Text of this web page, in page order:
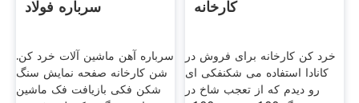
سرباره فولاد
سرباره آهن ماشین آلات خرد کن.
شن کارخانه صفحه نمایش سنگ
شکن فکی بازیافت فک ماشین
کارخانه
خرد کن کارخانه برای فروش در
کانادا استفاده می شکنفکی ای
رو دیدم که از تعجب شاخ در